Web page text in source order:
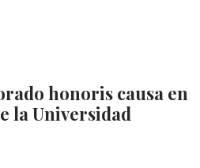
honoris causa en
la Universidad